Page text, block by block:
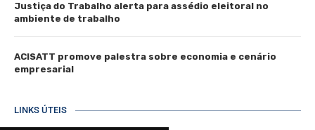
Justiça do Trabalho alerta para assédio eleitoral no
ambiente de trabalho
ACISATT promove palestra sobre economia e cenário
empresarial
LINKS ÚTEIS